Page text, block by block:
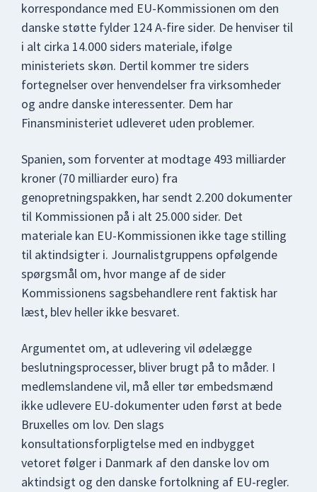
korrespondance med EU-Kommissionen om den
danske støtte fylder 124 A-fire sider. De henviser til
i alt cirka 14.000 siders materiale, ifølge
ministeriets skøn. Dertil kommer tre siders
fortegnelser over henvendelser fra virksomheder
og andre danske interessenter. Dem har
Finansministeriet udleveret uden problemer.
Spanien, som forventer at modtage 493 milliarder
kroner (70 milliarder euro) fra
genopretningspakken, har sendt 2.200 dokumenter
til Kommissionen på i alt 25.000 sider. Det
materiale kan EU-Kommissionen ikke tage stilling
til aktindsigter i. Journalistgruppens opfølgende
spørgsmål om, hvor mange af de sider
Kommissionens sagsbehandlere rent faktisk har
læst, blev heller ikke besvaret.
Argumentet om, at udlevering vil ødelægge
beslutningsprocesser, bliver brugt på to måder. I
medlemslandene vil, må eller tør embedsmænd
ikke udlevere EU-dokumenter uden først at bede
Bruxelles om lov. Den slags
konsultationsforpligtelse med en indbygget
vetoret følger i Danmark af den danske lov om
aktindsigt og den danske fortolkning af EU-regler.